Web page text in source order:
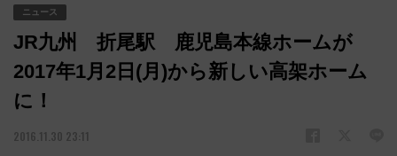
ニュース
JR九州 折尾駅 鹿児島本線ホームが
2017年1月2日(月)から新しい高架ホーム
に！
2016.11.30 23:11